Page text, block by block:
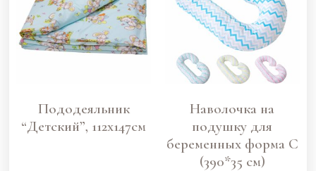
Пододеяльник
“Детский”, 112х147см
Наволочка на
подушку для
беременных форма C
(390*35 см)